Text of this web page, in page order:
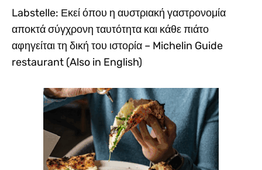
Labstelle: Εκεί όπου η αυστριακή γαστρονομία
αποκτά σύγχρονη ταυτότητα και κάθε πιάτο
αφηγείται τη δική του ιστορία – Michelin Guide
restaurant (Also in English)